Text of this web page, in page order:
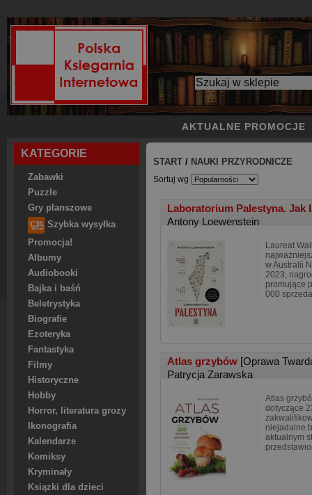
AKTUALNE PROMOCJE
KATEGORIE
Zabawki
Puzzle
Gry planszowe
Szybka wysyłka
Promocja!
Albumy
Audiobooki
Bajka i baśń
Beletrystyka
Biografie
Ezoteryka
Fantastyka
Filmy
Historyczne
Hobby
Horror, literatura grozy
Ikonografia
Kalendarze
Komiksy
Kryminały
Ksiązki dla dzieci
START / NAUKI PRZYRODNICZE
Sortuj wg
Laboratorium Palestyna. Jak
Antony Loewenstein
Laureat
w Australii
2023,
promujące
000
Atlas grzybów [Oprawa
Patrycja Zarawska
Atlas
dotyczące
niejadalne
aktualnym